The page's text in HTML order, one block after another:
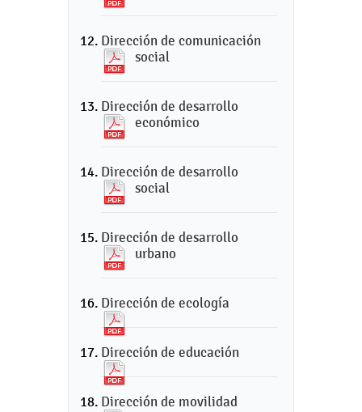
Dirección de comunicación
social
Dirección de desarrollo
económico
Dirección de desarrollo
social
Dirección de desarrollo
urbano
Dirección de ecología
Dirección de educación
Dirección de movilidad